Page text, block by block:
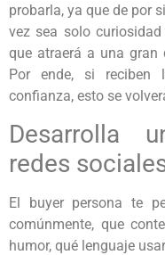
probarla, ya que de por
vez sea solo
que atraerá a una gran
Por ende, si reciben
confianza, esto se
Desarrolla
redes
El buyer persona te
comúnmente, que
humor, qué lenguaje